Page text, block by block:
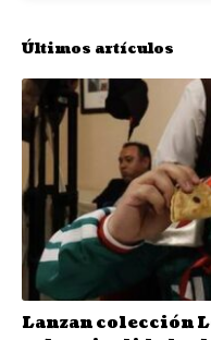
Últimos artículos
Lanzan colección